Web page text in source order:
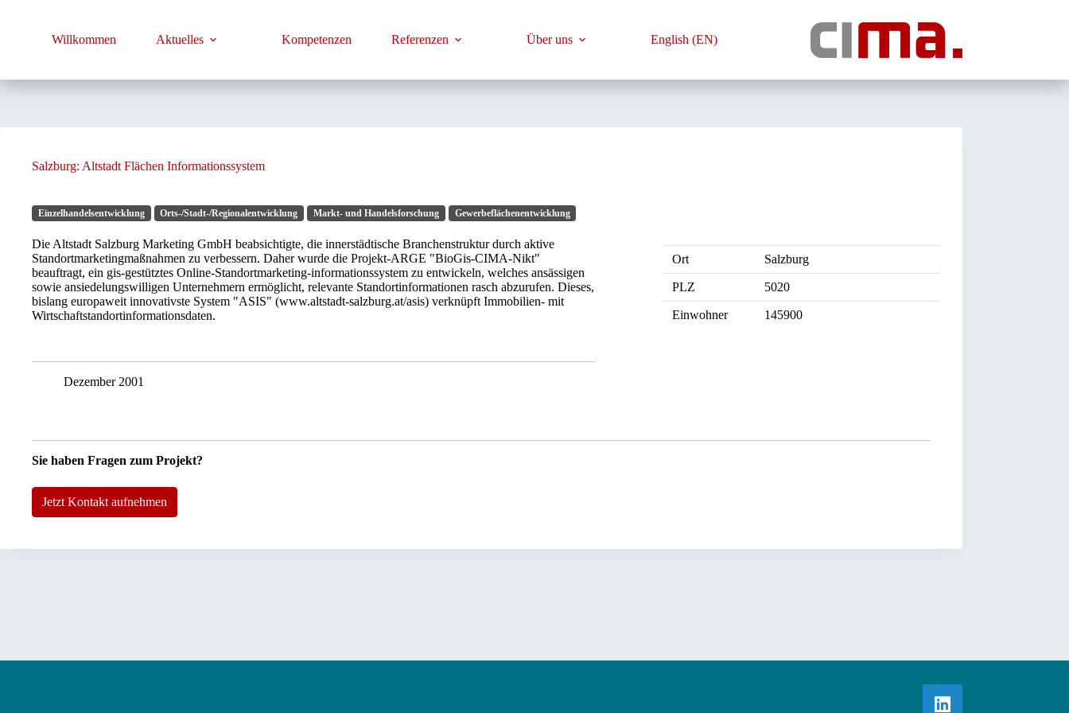
Willkommen Aktuelles Kompetenzen Referenzen Über uns English (EN)
Salzburg: Altstadt Flächen Informationssystem
Einzelhandelsentwicklung Orts-/Stadt-/Regionalentwicklung Markt- und Handelsforschung Gewerbeflächenentwicklung
Die Altstadt Salzburg Marketing GmbH beabsichtigte, die innerstädtische Branchenstruktur durch aktive
Standortmarketingmaßnahmen zu verbessern. Daher wurde die Projekt-ARGE "BioGis-CIMA-Nikt"
beauftragt, ein gis-gestütztes Online-Standortmarketing-informationssystem zu entwickeln, welches ansässigen
sowie ansiedelungswilligen Unternehmern ermöglicht, relevante Standortinformationen rasch abzurufen. Dieses,
bislang europaweit innovativste System "ASIS" (www.altstadt-salzburg.at/asis) verknüpft Immobilien- mit
Wirtschaftstandortinformationsdaten.
Dezember 2001
Ort Salzburg
PLZ 5020
Einwohner 145900
Sie haben Fragen zum Projekt?
Jetzt Kontakt aufnehmen